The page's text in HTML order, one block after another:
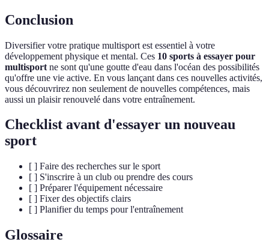
Conclusion
Diversifier votre pratique multisport est essentiel à votre
développement physique et mental. Ces 10 sports à essayer pour
multisport ne sont qu'une goutte d'eau dans l'océan des possibilités
qu'offre une vie active. En vous lançant dans ces nouvelles activités,
vous découvrirez non seulement de nouvelles compétences, mais
aussi un plaisir renouvelé dans votre entraînement.
Checklist avant d'essayer un nouveau
sport
[ ] Faire des recherches sur le sport
[ ] S'inscrire à un club ou prendre des cours
[ ] Préparer l'équipement nécessaire
[ ] Fixer des objectifs clairs
[ ] Planifier du temps pour l'entraînement
Glossaire